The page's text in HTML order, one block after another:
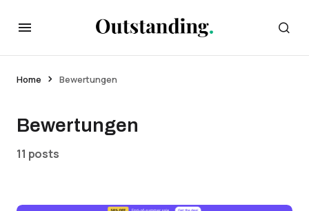
Home Bewertungen
Bewertungen
11 posts